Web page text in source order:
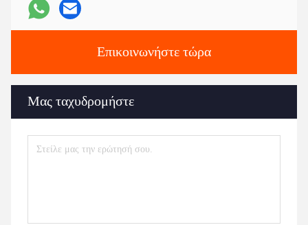
Επικοινωνήστε τώρα
Μας ταχυδρομήστε